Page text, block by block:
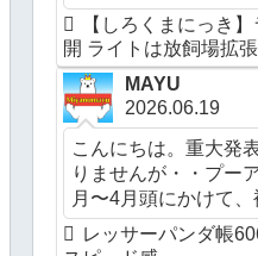
【しろくまにっき
開 ライトは放飼場拡張
MAYU
2026.06.19
こんにちは。重大発
りませんが・・プー
月〜4月頭にかけて、
レッサーパンダ帳